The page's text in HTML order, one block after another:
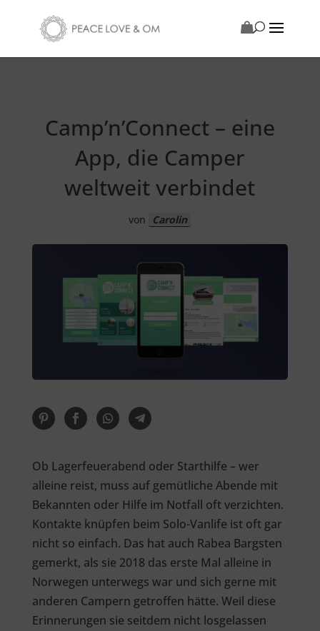
Camp’n’Connect – eine
App, die Camper
weltweit verbindet
von Carolin
Ob Lagerfeuerabend oder Starthilfe – wer
alleine reist, muss auf gemütliche Abende mit
Bekannten oder Hilfe im Notfall oft verzichten.
Kontakte knüpfen beim Solo-Vanlife ist oft gar
nicht so einfach. Das hat auch Rabea Bargsten
gemerkt, als sie 2018 das erste Mal alleine in
Norwegen unterwegs war und sich gerne mit
anderen Campern getroffen hätte. Weil diese
Erinnerungen sie seitdem nicht losgelassen